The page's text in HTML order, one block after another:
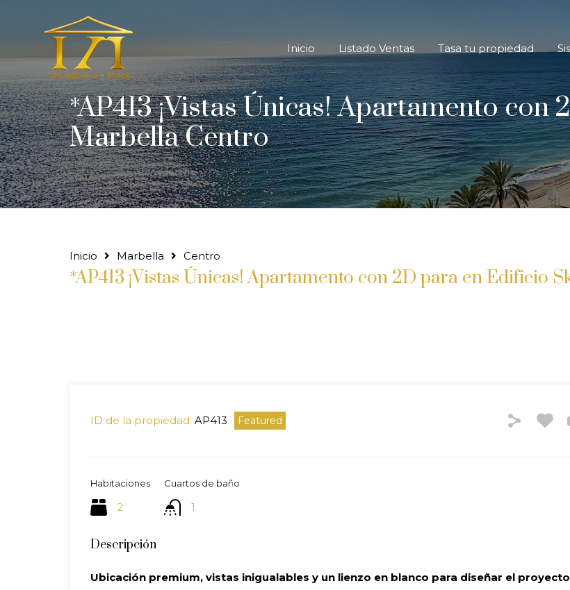
Inicio
Listado Ventas Tasa tu propiedad
*AP413 ¡Vistas Únicas! Apartamento
Marbella Centro
Inicio Marbella Centro
*AP413 ¡Vistas Únicas! Apartamento con 2D para en Edificio
ID de la propiedad: AP413 Featured
Habitaciones
2
Cuartos de baño
1
Descripción
Ubicación premium, vistas inigualables y un lienzo en blanco para diseñar el